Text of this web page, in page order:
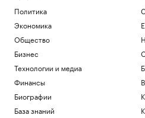
Политика
Экономика
Общество
Бизнес
Технологии и медиа
Финансы
Биографии
База знаний